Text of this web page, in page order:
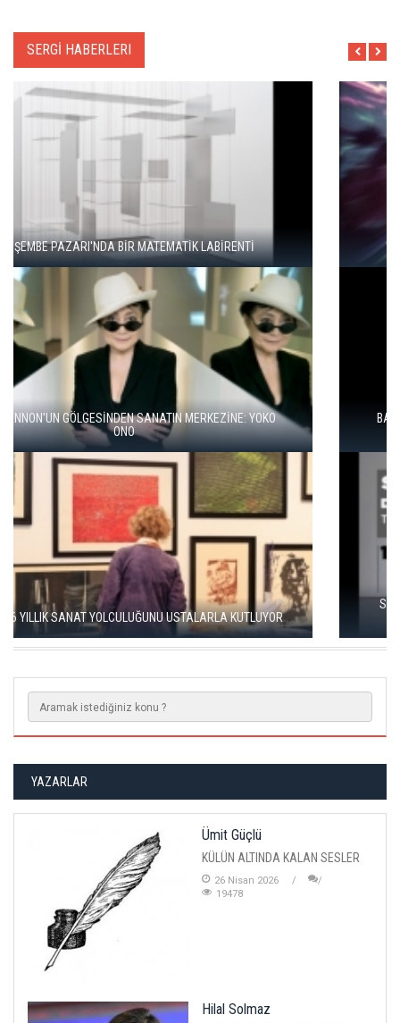
SERGİ HABERLERI
"ŞEHRİ BİZ ÖĞRENMİYORUZ, TELEFONUMUZ ÖĞRENİYOR"
BALKANLAR'DAN ALÇITEPE'YE GÖÇÜN HİKAYESİ: "KÖK HALI"
SERGİSİ AÇILDI
SEÇKİN PİRİM İLE ŞEREFİYE SARNICI'NDA "DÜN İLE BUGÜN"
SERGİSİ
YAZARLAR
Ümit Güçlü
KÜLÜN ALTINDA KALAN SESLER
26 Nisan 2026
19478
Hilal Solmaz